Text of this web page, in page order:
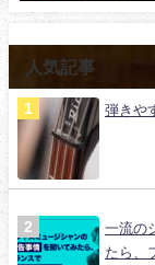
人気記事
弾きや
一流の
たら、